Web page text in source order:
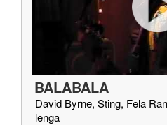
BALABALA
David Byrne, Sting, Fela
lenga